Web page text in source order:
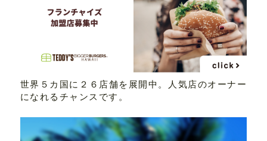
世界５カ国に２６店舗を展開中。人気店のオーナー
になれるチャンスです。